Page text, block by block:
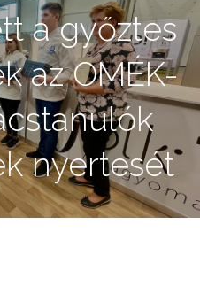
a győztes
az OMÉK-
nyertesét